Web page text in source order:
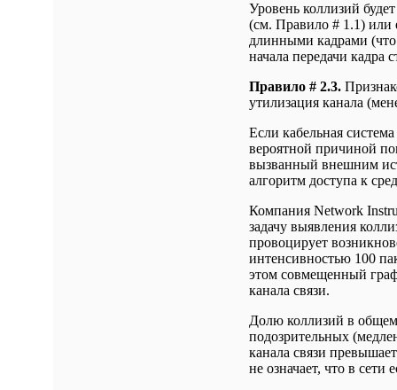
Уровень коллизий
(см. Правило # 1.1) или
длинными кадрами (что
начала передачи кадра
Правило # 2.3.
утилизация канала
Если кабельная
вероятной причиной
вызванный внешним
алгоритм доступа к
Компания Network
задачу выявления
провоцирует
интенсивностью 100
этом совмещенный
канала связи.
Долю коллизий в общем
подозрительных
канала связи
не означает, что в сети